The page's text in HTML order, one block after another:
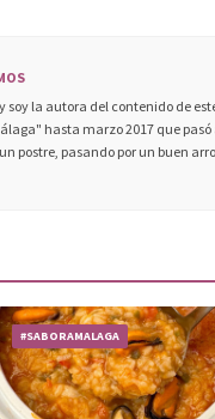
soy la autora del contenido de
hasta marzo 2017 que
postre, pasando por un buen
#SABORAMALAGA